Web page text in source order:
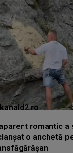
kanald2.ro
romantic a
o anchetă